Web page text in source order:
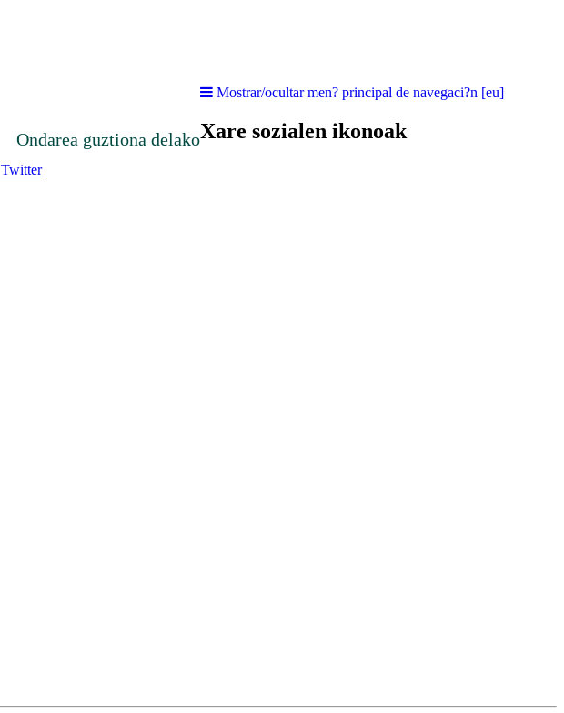
Ondarea guztiona delako
Mostrar/ocultar men? principal de navegaci?n [eu]
Xare sozialen ikonoak
Twitter